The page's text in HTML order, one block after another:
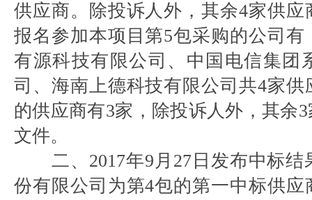
供应商。除投诉人外，其余4家供
报名参加本项目第5包采购的公司
有源科技有限公司、中国电信集团
司、海南上德科技有限公司共4家
的供应商有3家，除投诉人外，其余
文件。
二、2017年9月27日发布中标
份有限公司为第4包的第一中标供